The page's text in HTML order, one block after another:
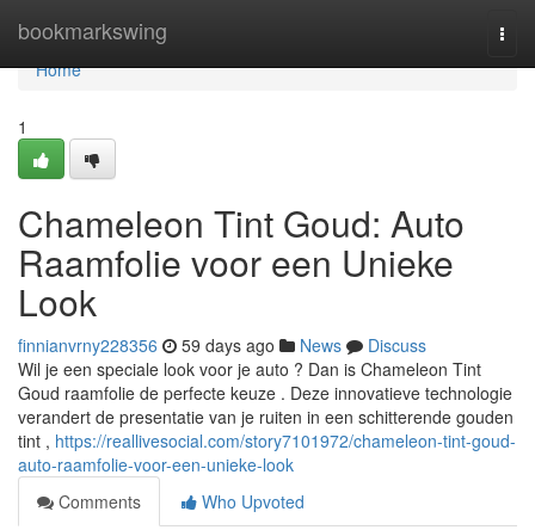
bookmarkswing
Home
Home
1
Chameleon Tint Goud: Auto
Raamfolie voor een Unieke
Look
finnianvrny228356 59 days ago News
Discuss
Wil je een speciale look voor je auto ? Dan is Chameleon Tint
Goud raamfolie de perfecte keuze . Deze innovatieve technologie
verandert de presentatie van je ruiten in een schitterende gouden
tint , https://reallivesocial.com/story7101972/chameleon-tint-goud-
auto-raamfolie-voor-een-unieke-look
Comments
Who Upvoted